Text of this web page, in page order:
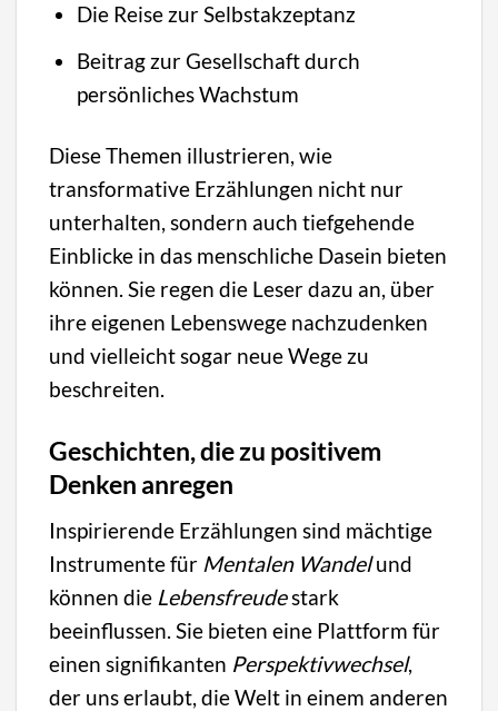
Die Reise zur Selbstakzeptanz
Beitrag zur Gesellschaft durch
persönliches Wachstum
Diese Themen illustrieren, wie
transformative Erzählungen nicht nur
unterhalten, sondern auch tiefgehende
Einblicke in das menschliche Dasein bieten
können. Sie regen die Leser dazu an, über
ihre eigenen Lebenswege nachzudenken
und vielleicht sogar neue Wege zu
beschreiten.
Geschichten, die zu positivem
Denken anregen
Inspirierende Erzählungen sind mächtige
Instrumente für Mentalen Wandelund
können die Lebensfreudestark
beeinflussen. Sie bieten eine Plattform für
einen signifikanten Perspektivwechsel,
der uns erlaubt, die Welt in einem anderen